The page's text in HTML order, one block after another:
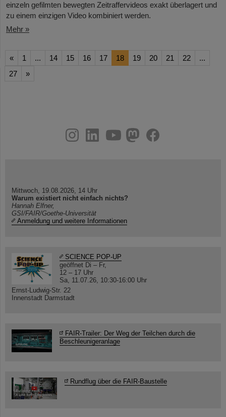
einzeln gefilmten bewegten Zeitraffervideos exakt überlagert und
zu einem einzigen Video kombiniert werden.
Mehr »
« 1 ... 14 15 16 17 18 19 20 21 22
...
27
»
youtube
helmholtz.social
facebook
Mittwoch, 19.08.2026, 14 Uhr
Warum existiert nicht einfach nichts?
Hannah Elfner,
GSI/FAIR/Goethe-Universität
Anmeldung und weitere Informationen
SCIENCE POP-UP
geöffnet Di – Fr,
12 – 17 Uhr
Sa, 11.07.26, 10:30-16:00 Uhr
Ernst-Ludwig-Str. 22
Innenstadt Darmstadt
FAIR-Trailer: Der Weg der Teilchen durch die
Beschleunigeranlage
Rundflug über die FAIR-Baustelle